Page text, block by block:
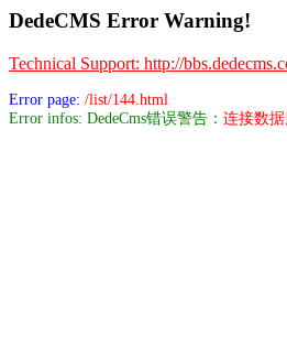
DedeCMS Error Warning!
Technical Support: http://
Error page: /list/144.html
Error infos: DedeCms错误警告： 连接数